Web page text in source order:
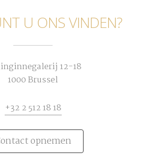
U ONS VINDEN?
12-18
1000 Brussel
+32 2 512 18 18
opnemen